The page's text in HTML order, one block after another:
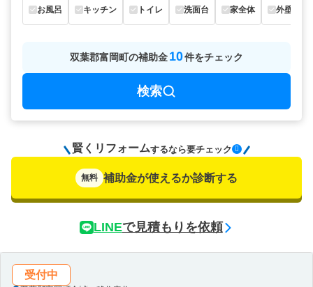
お風呂 キッチン トイレ 洗面台 家全体 外壁
双葉郡富岡町の補助金10件をチェック
検索
賢くリフォームするなら要チェック
無料 補助金が使えるか診断する
LINEで見積もりを依頼
受付中